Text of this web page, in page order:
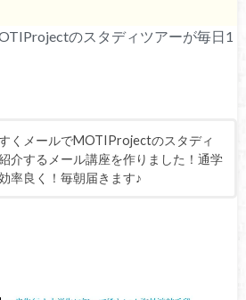
のスタディツアーが毎日1
くメールでMOTIProjectのスタディ
介するメール講座を作りました！通学
率良く！毎朝届きます♪